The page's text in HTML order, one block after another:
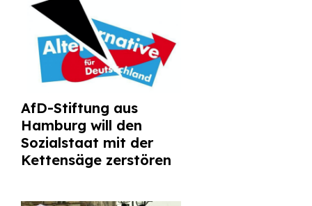
AfD-Stiftung aus
Hamburg will den
Sozialstaat mit der
Kettensäge zerstören